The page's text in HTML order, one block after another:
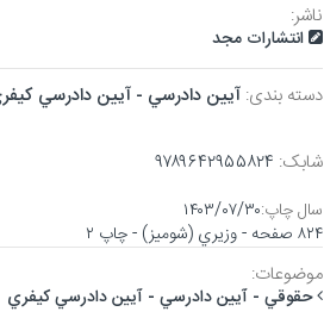
ناشر:
انتشارات مجد
دسته بندی:آيين دادرسي - آيين دادرسي
شابک: ۹۷۸۹۶۴۲۹۵۵۸۲۴
سال چاپ:۱۴۰۳/۰۷/۳۰
۸۲۴ صفحه - وزيري (شوميز) - چاپ ۲
موضوعات:
حقوقي - آيين دادرسي - آيين دادرسي كيفري